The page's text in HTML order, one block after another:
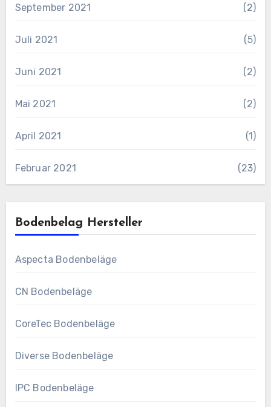
September 2021 (2)
Juli 2021 (5)
Juni 2021 (2)
Mai 2021 (2)
April 2021 (1)
Februar 2021 (23)
Bodenbelag Hersteller
Aspecta Bodenbeläge
CN Bodenbeläge
CoreTec Bodenbeläge
Diverse Bodenbeläge
IPC Bodenbeläge